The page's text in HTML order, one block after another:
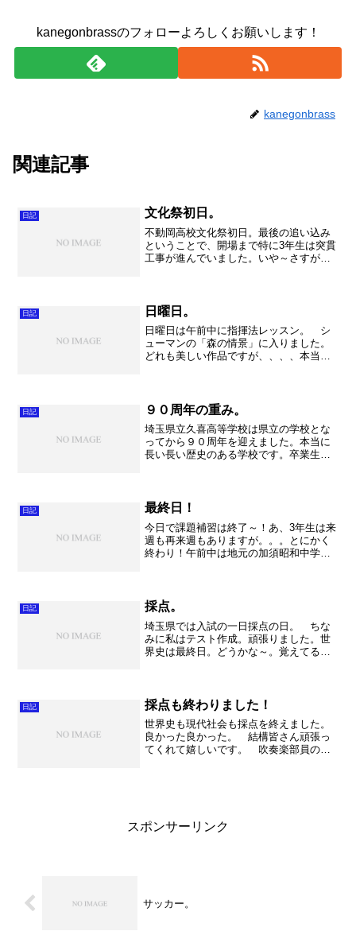
kanegonbrassのフォローよろしくお願いします！
kanegonbrass
関連記事
日記 文化祭初日。
不動岡高校文化祭初日。最後の追い込み
ということで、開場まで特に3年生は突貫
工事が進んでいました。いや～さすが不
にお化け屋敷は苦手なの...
日記 日曜日。
日曜日は午前中に指揮法レッスン。 シ
ューマンの「森の情景」に入りました。
どれも美しい作品ですが、、、、本当に
先生がとても困ってしまい...
日記 ９０周年の重み。
埼玉県立久喜高等学校は県立の学校とな
ってから９０周年を迎えました。本当に
長い長い歴史のある学校です。卒業生が
では吹奏楽部が式典演奏を...
日記 最終日！
今日で課題補習は終了～！あ、3年生は来
週も再来週もありますが。。。とにかく
終わり！午前中は地元の加須昭和中学校
ました。さて、午後は私...
日記 採点。
埼玉県では入試の一日採点の日。 ちな
みに私はテスト作成。頑張りました。世
界史は最終日。どうかな～。覚えてるか
にかく今は勉強に集中。...
日記 採点も終わりました！
世界史も現代社会も採点を終えました。
良かった良かった。 結構皆さん頑張っ
てくれて嬉しいです。 吹奏楽部員の皆
スポンサーリンク
サッカー。